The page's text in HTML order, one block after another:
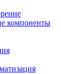
компоненты